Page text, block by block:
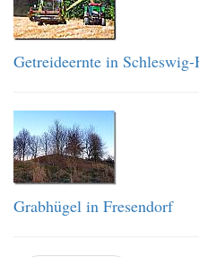
Getreideernte in
Grabhügel in Fresendorf